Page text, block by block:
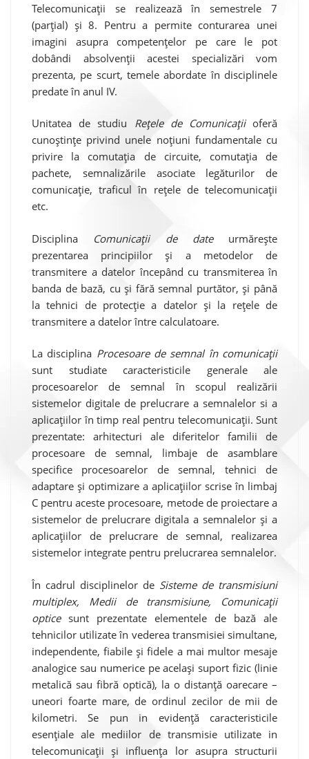
Telecomunicații se realizează în semestrele 7
(parțial) și 8. Pentru a permite conturarea unei
imagini asupra competențelor pe care le pot
dobândi absolvenții acestei specializări vom
prezenta, pe scurt, temele abordate în disciplinele
predate în anul IV.
Unitatea de studiu Rețele de Comunicațiioferă
cunoștințe privind unele noțiuni fundamentale cu
privire la comutația de circuite, comutația de
pachete, semnalizările asociate legăturilor de
comunicație, traficul în rețele de telecomunicații
etc.
Disciplina Comunicații de dateurmărește
prezentarea principiilor și a metodelor de
transmitere a datelor începând cu transmiterea în
banda de bază, cu și fără semnal purtător, și până
la tehnici de protecție a datelor și la rețele de
transmitere a datelor între calculatoare.
La disciplina Procesoare de semnal în comunicații
sunt studiate caracteristicile generale ale
procesoarelor de semnal în scopul realizării
sistemelor digitale de prelucrare a semnalelor si a
aplicațiilor în timp real pentru telecomunicații. Sunt
prezentate: arhitecturi ale diferitelor familii de
procesoare de semnal, limbaje de asamblare
specifice procesoarelor de semnal, tehnici de
adaptare și optimizare a aplicațiilor scrise în limbaj
C pentru aceste procesoare, metode de proiectare a
sistemelor de prelucrare digitala a semnalelor și a
aplicațiilor de prelucrare de semnal, realizarea
sistemelor integrate pentru prelucrarea semnalelor.
În cadrul disciplinelor de Sisteme de transmisiuni
multiplex, Medii de transmisiune, Comunicații
opticesunt prezentate elementele de bază ale
tehnicilor utilizate în vederea transmisiei simultane,
independente, fiabile și fidele a mai multor mesaje
analogice sau numerice pe același suport fizic (linie
metalică sau fibră optică), la o distanță oarecare –
uneori foarte mare, de ordinul zecilor de mii de
kilometri. Se pun in evidență caracteristicile
esențiale ale mediilor de transmisie utilizate in
telecomunicații și influența lor asupra structurii